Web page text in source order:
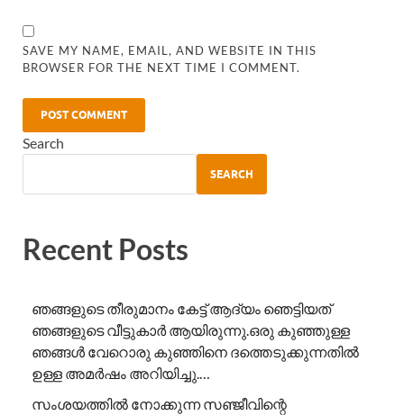
SAVE MY NAME, EMAIL, AND WEBSITE IN THIS
BROWSER FOR THE NEXT TIME I COMMENT.
Search
SEARCH
Recent Posts
ഞങ്ങളുടെ തീരുമാനം കേട്ട് ആദ്യം ഞെട്ടിയത്
ഞങ്ങളുടെ വീട്ടുകാർ ആയിരുന്നു.ഒരു കുഞ്ഞുള്ള
ഞങ്ങൾ വേറൊരു കുഞ്ഞിനെ ദത്തെടുക്കുന്നതിൽ
ഉള്ള അമർഷം അറിയിച്ചു.…
സംശയത്തിൽ നോക്കുന്ന സഞ്ജീവിന്റെ